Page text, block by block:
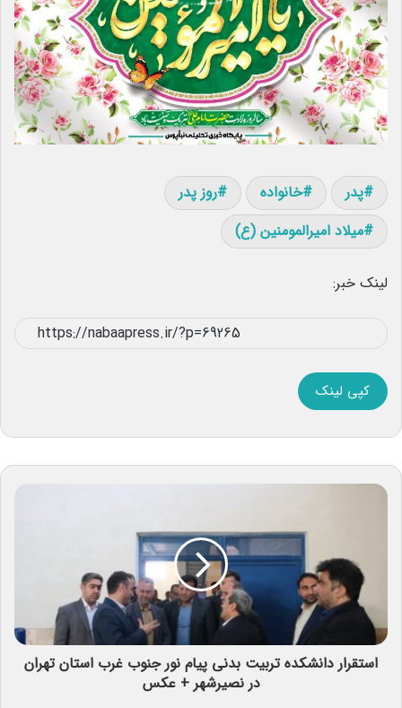
پدر خانواده
روز پدر
میلاد امیرالمومنین (ع)
لینک خبر:
کپی لینک
استقرار دانشکده تربیت بدنی پیام نور جنوب غرب استان تهران
در نصیرشهر + عکس